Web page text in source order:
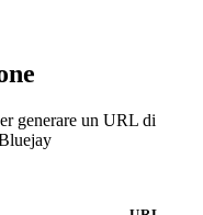
generare un URL di